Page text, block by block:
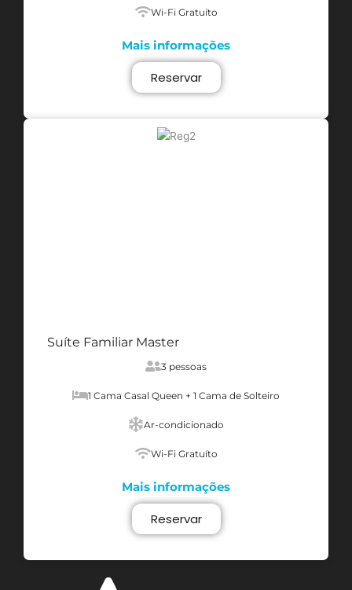
Wi-Fi Gratuíto
Mais informações
Reservar
Suíte Familiar Master
3 pessoas
1 Cama Casal Queen + 1 Cama de Solteiro
Ar-condicionado
Wi-Fi Gratuíto
Mais informações
Reservar